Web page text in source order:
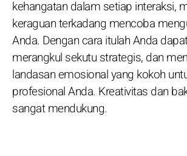
kehangatan dalam setiap interaksi,
keraguan terkadang mencoba
Anda. Dengan cara itulah Anda
merangkul sekutu strategis, dan
landasan emosional yang kokoh
profesional Anda. Kreativitas dan
sangat mendukung.